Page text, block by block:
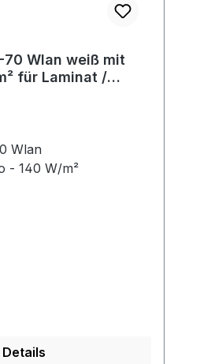
70 Wlan weiß mit
für Laminat /
Wlan
- 140 W/m²
Details